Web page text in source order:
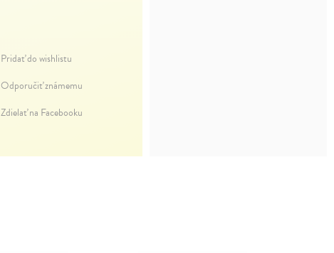
Pridať do wishlistu
Odporučiť známemu
Zdielať na Facebooku